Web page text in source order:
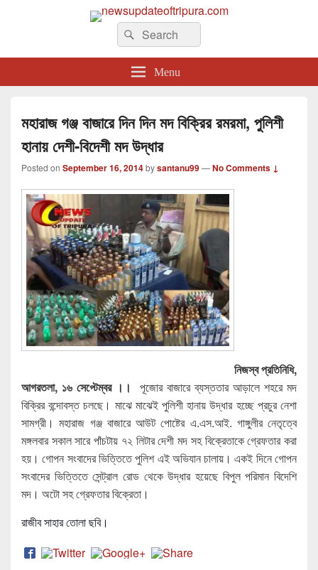
newsupdateoftripura.com
The one & only exceptional Bengali Version online news & infotainment portal
in Tripura.
Search
for:
Search
Menu
মহারাজ গঞ্জ বাজারে দিন দিন মদ বিক্রির রমরমা, পুলিশী
হানায় দেশী-বিদেশী মদ উদ্ধার
Posted on September 16, 2014bysantanu99—No Comments ↓
নিজস্ব প্রতিনিধি,
আগরতলা, ১৬ সেপ্টেম্বর ।।
পূজোর বাজারে ব্যস্ততার আড়ালে শহরে মদ
বিক্রির বন্দোবস্ত চলছে। মাঝে মাঝেই পুলিশী হানায় উদ্ধার হচ্ছে প্রচুর নেশা
সামগ্রী। মহারাজ গঞ্জ বাজারে আউট পোষ্টের এ.এস.আই. গাঙ্গুলীর নেতৃত্বে
মঙ্গলবার সকাল সারে পাঁচটায় ৭২ লিটার দেশী মদ সহ বিক্রেতাকে গ্রেফতার করা
হয়। গোপন সংবাদের ভিত্তিতে পুলিশ এই অভিযান চালায়। একই দিনে গোপন
সংবাদের ভিত্তিতে সেন্ট্রাল রোড থেকে উদ্ধার হয়েছে বিপুল পরিমান বিদেশি
মদ। অটো সহ গ্রেফতার বিক্রেতা।
রাজীব সাহার তোলা ছবি।